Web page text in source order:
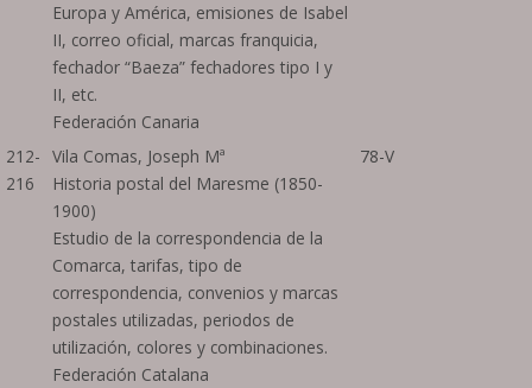
Europa y América, emisiones de Isabel
II, correo oficial, marcas franquicia,
fechador “Baeza” fechadores tipo I y
II, etc.
Federación Canaria
212-
216
Vila Comas, Joseph Mª
Historia postal del Maresme (1850-
1900)
Estudio de la correspondencia de la
Comarca, tarifas, tipo de
correspondencia, convenios y marcas
postales utilizadas, periodos de
utilización, colores y combinaciones.
Federación Catalana
78-V